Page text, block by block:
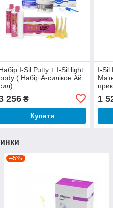
Набір I-Sil Putty + I-Sil light
body ( Набір А-силікон Ай
256₴
Купити
I-Sil
1
–5%